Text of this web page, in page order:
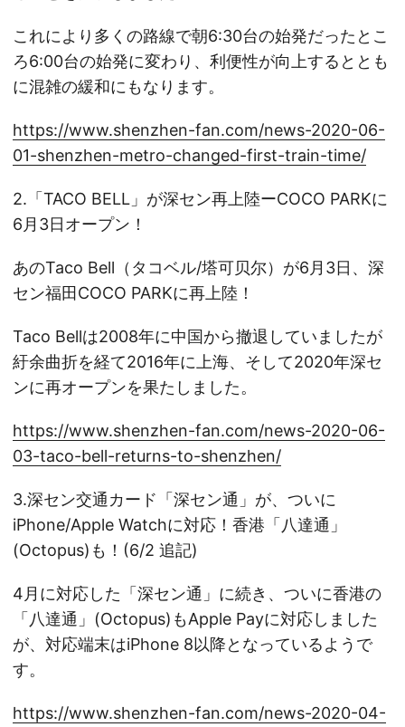
これにより多くの路線で朝6:30台の始発だったとこ
ろ6:00台の始発に変わり、利便性が向上するととも
に混雑の緩和にもなります。
https://www.shenzhen-fan.com/news-2020-06-
01-shenzhen-metro-changed-first-train-time/
2.「TACO BELL」が深セン再上陸ーCOCO PARKに
6月3日オープン！
あのTaco Bell（タコベル/塔可贝尔）が6月3日、深
セン福田COCO PARKに再上陸！
Taco Bellは2008年に中国から撤退していましたが
紆余曲折を経て2016年に上海、そして2020年深セ
ンに再オープンを果たしました。
https://www.shenzhen-fan.com/news-2020-06-
03-taco-bell-returns-to-shenzhen/
3.深セン交通カード「深セン通」が、ついに
iPhone/Apple Watchに対応！香港「八達通」
(Octopus)も！(6/2 追記)
4月に対応した「深セン通」に続き、ついに香港の
「八達通」(Octopus)もApple Payに対応しました
が、対応端末はiPhone 8以降となっているようで
す。
https://www.shenzhen-fan.com/news-2020-04-